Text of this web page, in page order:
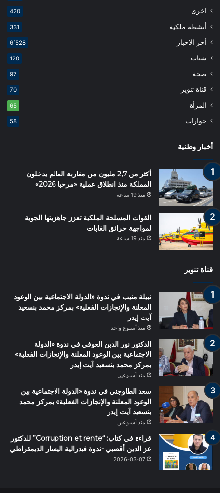
اخرى 420
أنشطة ملكية 331
أخر الاخبار 6٬528
شباب 120
صحة 97
قناة تنوير 70
المرأة 65
حوارات 58
أخبار وطنية
أكثر من 2,7 مليون من مغاربة العالم يدخلون
المملكة منذ انطلاق عملية «مرحبا 2026»
منذ 19 ساعة
القوات المسلحة الملكية تعزز جاهزيتها الجوية
لمواجهة حرائق الغابات
منذ 19 ساعة
قناة تنوير
نبيلة منيب في ندوة «الدولة الاجتماعية بين الوعود
المعلنة والإنجازات الفعلية» بمركز محمد بنسعيد
آيت إيدر
منذ أسبوع واحد
الدكتور نور الدين العوفي في ندوة «الدولة
الاجتماعية بين الوعود المعلنة والإنجازات الفعلية»
بمركز محمد بنسعيد آيت إيدر
منذ أسبوعين
سعد الطاوجني في ندوة «الدولة الاجتماعية بين
الوعود المعلنة والإنجازات الفعلية» بمركز محمد
بنسعيد آيت إيدر
منذ أسبوعين
قراءة في كتاب: “Corruption et rente” للدكتور
عز الدين أقصبي -ندوة فيدرالية اليسار الديمقراطي
2026-03-07